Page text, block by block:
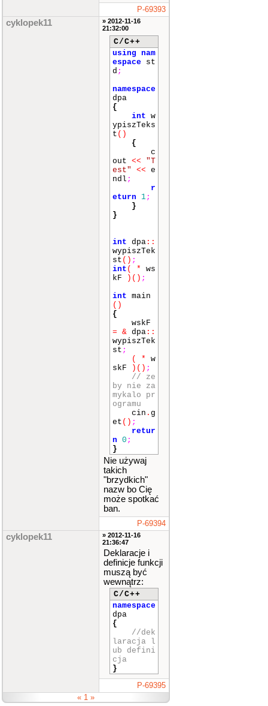
P-69393
cyklopek11
» 2012-11-16
21:32:00
C/C++
using nam
espace st
d ;
namespace
dpa
{
int w
ypiszTeks
t ()
{
c
out <<
"T
est"
<< e
ndl ;
r
eturn
1;
}
}
int dpa ::
wypiszTek
st () ;
int ( *
ws
kF
) () ;
int main
()
{
wskF
= & dpa ::
wypiszTek
st ;
(
*
w
skF
) () ;
// ze
by nie za
mykalo pr
ogramu
cin . g
et () ;
retur
n 0 ;
}
Nie używaj
takich
"brzydkich"
nazw bo Cię
może spotkać
ban.
P-69394
cyklopek11
» 2012-11-16
21:36:47
Deklaracje i
definicje funkcji
muszą być
wewnątrz:
C/C++
namespace
dpa
{
//dek
laracja l
ub defini
cja
}
P-69395
« 1 »